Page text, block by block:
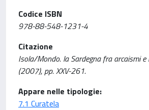
Codice ISBN
978-88-548-1231-4
Citazione
Isola/Mondo. la Sardegna fra arcaismi
(2007), pp. XXV-261.
Appare nelle tipologie:
7.1 Curatela